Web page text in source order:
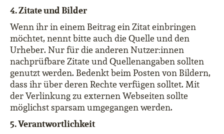
4. Zitate und Bilder
Wenn ihr in einem Beitrag ein Zitat einbringen
möchtet, nennt bitte auch die Quelle und den
Urheber. Nur für die anderen Nutzer:innen
nachprüfbare Zitate und Quellenangaben sollten
genutzt werden. Bedenkt beim Posten von Bildern,
dass ihr über deren Rechte verfügen solltet. Mit
der Verlinkung zu externen Webseiten sollte
möglichst sparsam umgegangen werden.
5. Verantwortlichkeit